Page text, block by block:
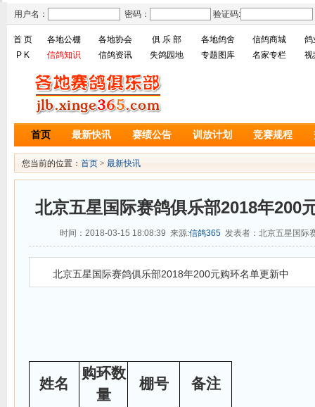
用户名： 密码： 验证码:
首 页 各地公棚 各地协会 俱 乐 部 各地鸽舍 信鸽商城
鸽
P K
信鸽知识 信鸽资讯 失鸽园地 专题图库 名家专栏 视
首页 最新快讯 赛绩公告 训放计划 竞赛规程
您当前的位置： 首页 > 最新快讯
北京五星国际赛鸽俱乐部2018年200
时间：2018-03-15 18:08:39 来源:信鸽365 发表者：北京五星国际
北京五星国际赛鸽俱乐部2018年200元购环名单更新中
姓名
购环数
量
棚号 备注